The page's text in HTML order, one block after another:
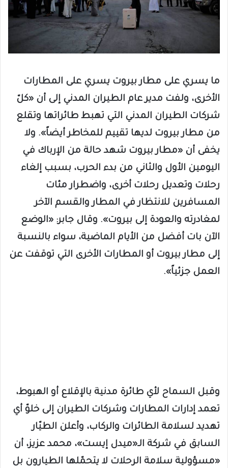
ما يسري على مطار بيروت يسري على المطارات
الأخرى، ولفت مدير عام الطيران المدني إلى أن «كلّ
شركات الطيران المدني التي تهبط طائراتها وتقلع
من مطار بيروت لديها تقييم للمخاطر أيضاً». ولا
يخفى أن «مطار بيروت شهد حالة من الإرباك في
اليومين الأول والثاني من بدء الحرب، بسبب إلغاء
رحلات وتعديل رحلات أخرى، واضطرار مئات
المسافرين للانتظار في المطار والقسم الآخر
لمغادرته والعودة إلى بيروت». وقال جابر: «الوضع
الآن بات أفضل من الأيام الماضية، سواء بالنسبة
إلى مطار بيروت أو المطارات الأخرى التي توقفت عن
العمل جزئياً».
وقبل السماح لأي طائرة مدنية بالإقلاع أو الهبوط،
تعمد إدارات المطارات وشركات الطيران إلى خلوّ أي
تهديد لسلامة الطائرات والركاب، وأعلن الطيّار
السابق في شركة الـ«ميدل إيست»، محمد عزيز، أن
«مسؤولية سلامة الرحلات لا يتحمّلها الطيارون بل